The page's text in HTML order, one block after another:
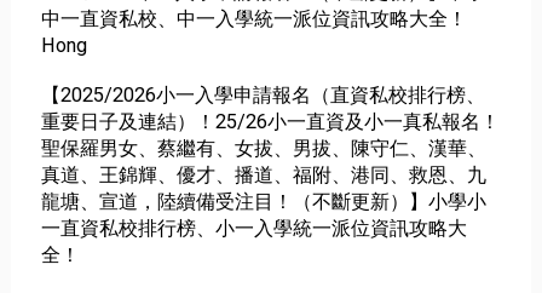
中一直資私校、中一入學統一派位資訊攻略大全！
Hong
【2025/2026小一入學申請報名（直資私校排行榜、
重要日子及連結）！25/26小一直資及小一真私報名！
聖保羅男女、蔡繼有、女拔、男拔、陳守仁、漢華、
真道、王錦輝、優才、播道、福附、港同、救恩、九
龍塘、宣道，陸續備受注目！（不斷更新）】小學小
一直資私校排行榜、小一入學統一派位資訊攻略大
全！